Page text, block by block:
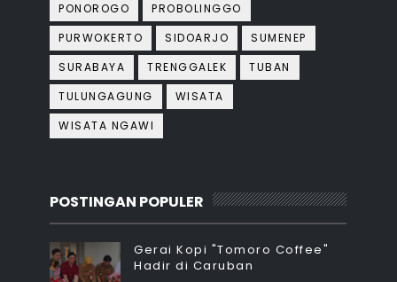
PONOROGO
PROBOLINGGO
PURWOKERTO
SIDOARJO
SUMENEP
SURABAYA
TRENGGALEK
TUBAN
TULUNGAGUNG
WISATA
WISATA NGAWI
POSTINGAN POPULER
Gerai Kopi "Tomoro Coffee"
Hadir di Caruban